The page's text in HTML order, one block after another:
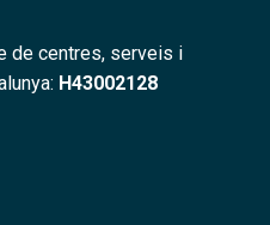
de centres, serveis i
H43002128